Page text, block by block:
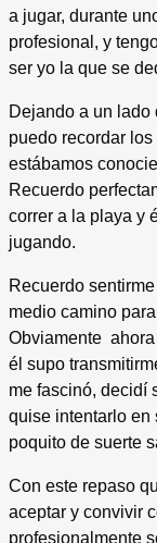
a jugar, durante
profesional, y
ser yo la que se
Dejando a un lado
puedo recordar
estábamos
Recuerdo
correr a la playa y
jugando.
Recuerdo
medio camino
Obviamente
él supo
me fascinó, decidí
quise intentarlo en
poquito de suerte
Con este repaso
aceptar y convivir
profesionalmente